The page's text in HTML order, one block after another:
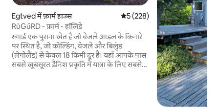
Egtved में फ़ार्म हाउस औसत रेटिंग 5 में से 5, 228 समीक्षाएँ
5 (228)
RůGűRD - फ़ार्म - हॉलिडे
रुगार्ड एक पुराना खेत है जो वेजले आडल के किनारे
पर स्थित है, जो कोल्डिंग, वेजले और बिलुंड
(लेगोलैंड) से केवल 18 किमी दूर है। यहाँ आपके पास
सबसे खूबसूरत डैनिश प्रकृति में यात्रा के लिए सबसे